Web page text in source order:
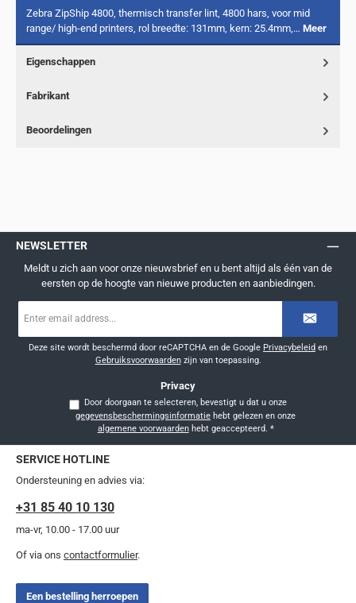
Zebra ZipShip 4800, thermisch transfer lint, 4800 hars, voor mid
range/ high-end printers, rol breedte: 131mm, kern: 25.4mm,… Meer
Eigenschappen
Fabrikant
Beoordelingen
NEWSLETTER
Meldt u zich aan voor onze nieuwsbrief en u bent altijd als één van de
eersten op de hoogte van nieuwe producten en aanbiedingen.
mailadres
Deze site wordt beschermd door reCAPTCHA en de Google Privacybeleid en
Gebruiksvoorwaardenzijn van toepassing.
Privacy
Door doorgaan te selecteren, bevestigt u dat u onze
gegevensbeschermingsinformatie
algemene voorwaardenhebt geaccepteerd. *
SERVICE HOTLINE
Ondersteuning en advies via:
+31 85 40 10 130
ma-vr, 10.00 - 17.00 uur
Of via ons contactformulier.
Een bestelling herroepen